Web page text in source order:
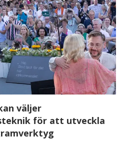
väljer
för att utveckla